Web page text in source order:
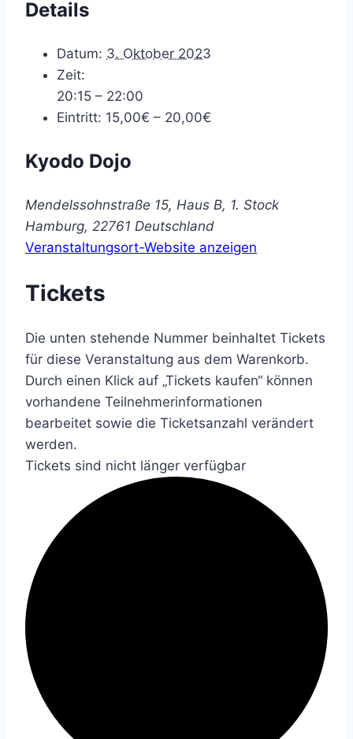
Details
Datum: 3. Oktober 2023
Zeit:
20:15 – 22:00
Eintritt: 15,00€ – 20,00€
Kyodo Dojo
Mendelssohnstraße 15, Haus B, 1. Stock
Hamburg, 22761 Deutschland
Veranstaltungsort-Website anzeigen
Tickets
Die unten stehende Nummer beinhaltet Tickets
für diese Veranstaltung aus dem Warenkorb.
Durch einen Klick auf „Tickets kaufen“ können
vorhandene Teilnehmerinformationen
bearbeitet sowie die Ticketsanzahl verändert
werden.
Tickets sind nicht länger verfügbar